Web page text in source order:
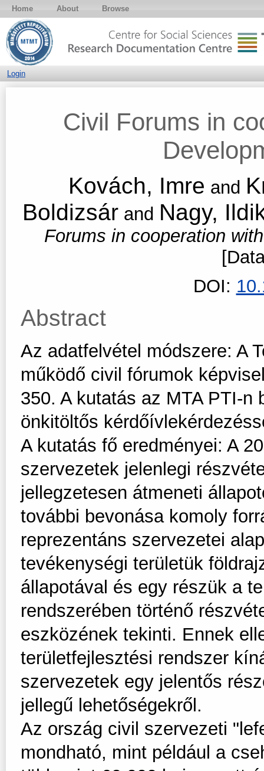
Home About Browse
Login
Civil Forums in
Kovách, Imre and
Boldizsárand Nagy,
Forums in cooperation
DOI:
Abstract
Az adatfelvétel módszere: A
működő civil fórumok
350. A kutatás az MTA PTI-
önkitöltős
A kutatás fő eredményei: A
szervezetek jelenlegi
jellegzetesen átmeneti
további bevonása komoly
reprezentáns szervezetei
tevékenységi területük
állapotával és egy részük a
rendszerében történő
eszközének tekinti. Ennek
területfejlesztési rendszer
szervezetek egy jelentős
jellegű lehetőségekről.
Az ország civil szervezeti
mondható, mint például a